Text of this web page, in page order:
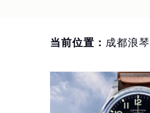
徐
盐
泰
当前位置： 成都浪